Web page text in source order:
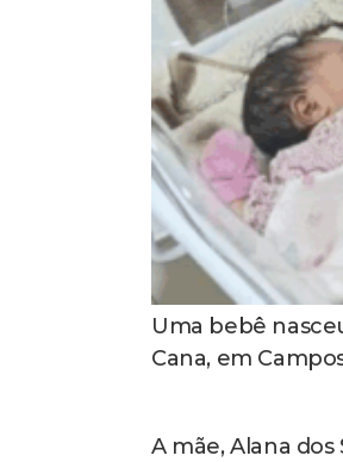
Uma bebê
Cana, em
A mãe, Alana